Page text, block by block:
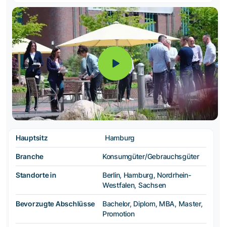
Hauptsitz Hamburg
Branche Konsumgüter/Gebrauchsgüter
Standorte in
Berlin, Hamburg, Nordrhein-
Westfalen, Sachsen
Bevorzugte Abschlüsse
Bachelor, Diplom, MBA, Master,
Promotion